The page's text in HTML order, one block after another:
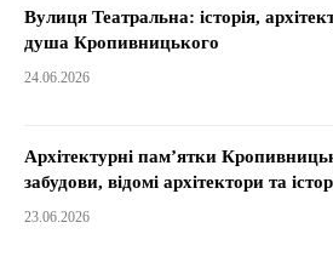
Вулиця Театральна: історія,
душа Кропивницького
24.06.2026
Архітектурні пам’ятки
забудови, відомі архітектори та
23.06.2026